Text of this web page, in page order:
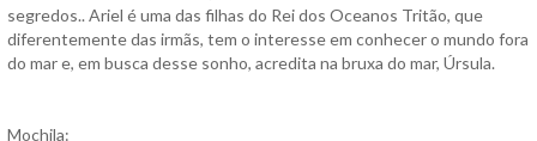
segredos.. Ariel é uma das filhas do Rei dos Oceanos Tritão, que
diferentemente das irmãs, tem o interesse em conhecer o mundo fora
do mar e, em busca desse sonho, acredita na bruxa do mar, Úrsula.
Mochila: